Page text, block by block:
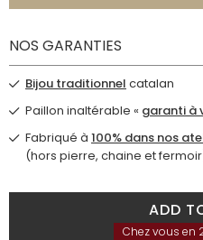
NOS GARANTIES
Bijou traditionnel catalan
Paillon inaltérable « garanti à
Fabriqué à 100% dans nos
(hors pierre, chaine et
ADD
Chez vous en